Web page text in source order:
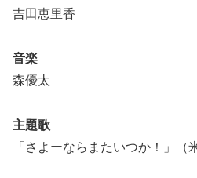
吉田恵里香
音楽
森優太
主題歌
「さよーならまたいつか！」（